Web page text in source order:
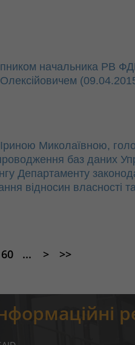
начальника РВ
Олексійовичем
Миколаївною,
баз даних
Департаменту
відносин власності
60 ... > >>